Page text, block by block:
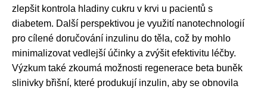
zlepšit kontrola hladiny cukru v krvi u pacientů s
diabetem. Další perspektivou je využití nanotechnologií
pro cílené doručování inzulinu do těla, což by mohlo
minimalizovat vedlejší účinky a zvýšit efektivitu léčby.
Výzkum také zkoumá možnosti regenerace beta buněk
slinivky břišní, které produkují inzulin, aby se obnovila